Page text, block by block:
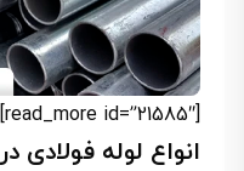
[read_more id=”21585″]
انواع لوله فولادی